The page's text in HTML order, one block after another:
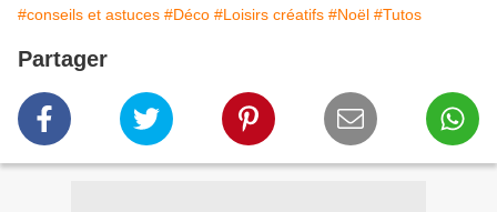
#conseils et astuces #Déco #Loisirs créatifs #Noël #Tutos
Partager